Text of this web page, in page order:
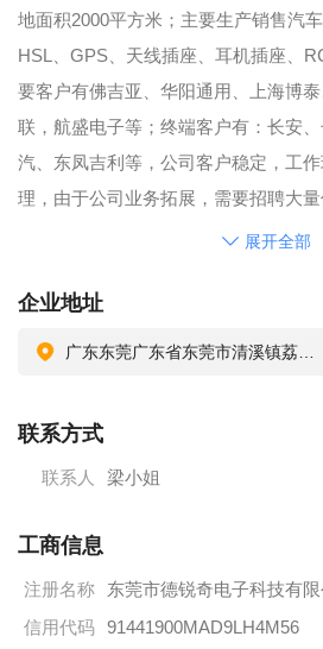
地面积2000平方米；主要生产销售汽
HSL、GPS、天线插座、耳机插座、
要客户有佛吉亚、华阳通用、上海博
联，航盛电子等；终端客户有：长安
汽、东凤吉利等，公司客户稳定，工
理，由于公司业务拓展，需要招聘大
加入，驱动公司新的发展！
展开全部
企业地址
联系方式
联系人 梁小姐
工商信息
注册名称
东莞市德锐奇电子科技有限
信用代码 91441900MAD9LH4M56